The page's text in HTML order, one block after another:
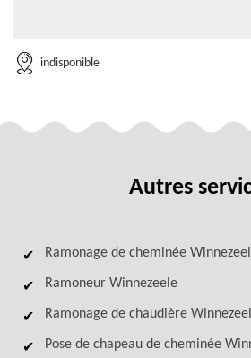
indisponible
Autres
Ramonage de cheminée
Ramoneur Winnezeele
Ramonage de chaudière
Pose de chapeau de cheminée